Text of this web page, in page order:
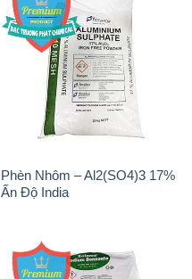
Phèn Nhôm – Al2(SO4)3 17%
Ấn Độ India